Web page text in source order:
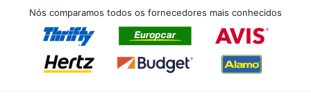
Nós comparamos todos os fornecedores mais conhecidos